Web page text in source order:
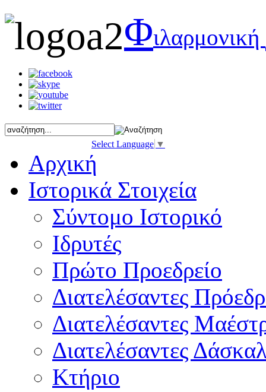
Φιλαρμονική
Select Language ▼
Αρχική
Ιστορικά Στοιχεία
Σύντομο Ιστορικό
Ιδρυτές
Πρώτο Προεδρείο
Διατελέσαντες
Διατελέσαντες
Διατελέσαντες
Κτήριο